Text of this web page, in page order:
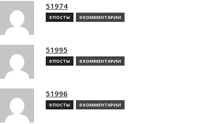
51974
0 ПОСТЫ 0 КОММЕНТАРИИ
51995
0 ПОСТЫ 0 КОММЕНТАРИИ
51996
0 ПОСТЫ 0 КОММЕНТАРИИ